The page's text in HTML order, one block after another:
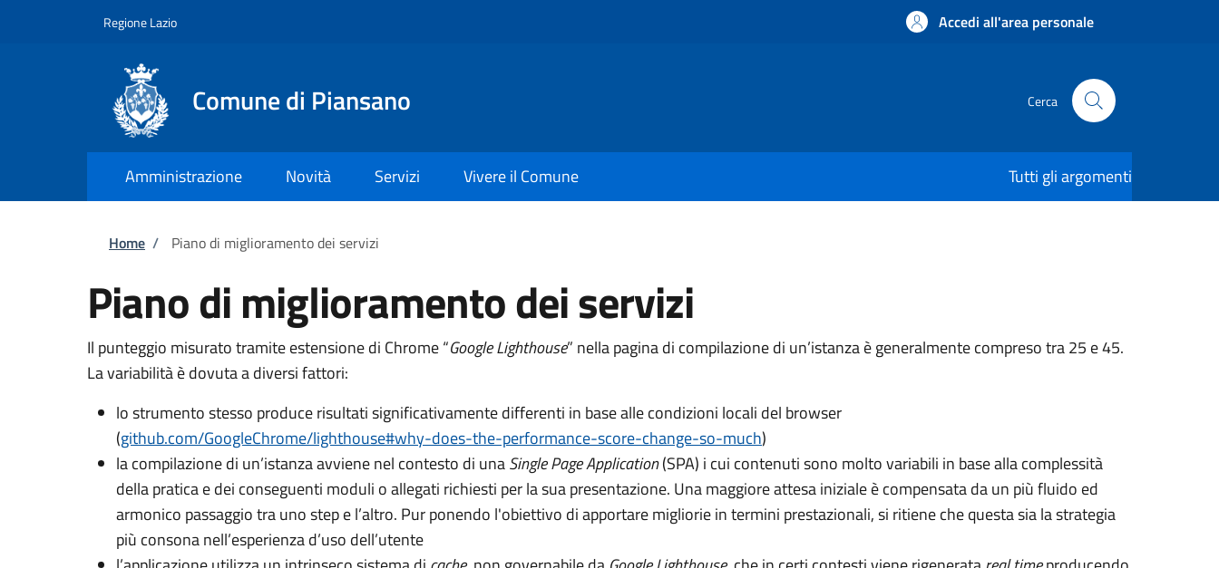
Regione Lazio Accedi all'area personale
Comune di Piansano Cerca
Amministrazione Novità Servizi Vivere il Comune Tutti gli argomenti
Briciole di pane
Home / Piano di miglioramento dei servizi
Piano di miglioramento dei servizi
Il punteggio misurato tramite estensione di Chrome “Google Lighthouse” nella pagina di compilazione di un’istanza è generalmente compreso tra 25 e 45.
La variabilità è dovuta a diversi fattori:
lo strumento stesso produce risultati significativamente differenti in base alle condizioni locali del browser
(github.com/GoogleChrome/lighthouse#why-does-the-performance-score-change-so-much)
la compilazione di un’istanza avviene nel contesto di unaSingle Page Application(SPA) i cui contenuti sono molto variabili in base alla complessità
della pratica e dei conseguenti moduli o allegati richiesti per la sua presentazione. Una maggiore attesa iniziale è compensata da un più fluido ed
armonico passaggio tra uno step e l’altro. Pur ponendo l'obiettivo di apportare migliorie in termini prestazionali, si ritiene che questa sia la strategia
più consona nell’esperienza d’uso dell’utente